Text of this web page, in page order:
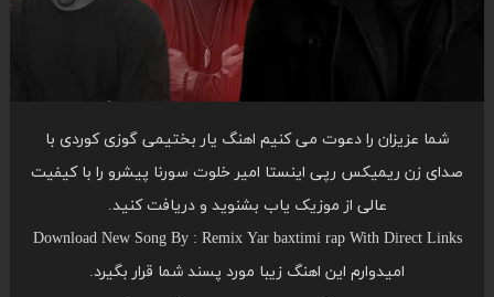
شما عزیزان را دعوت می کنیم اهنگ یار بختیمی گوزی کوردی با
صدای زن ریمیکس رپی اینستا امیر خلوت سورنا پیشرو را با کیفیت
عالی از موزیک یاب بشنوید و دریافت کنید.
Download New Song By : Remix Yar baxtimi rap With Direct Links
امیدوارم این اهنگ زیبا مورد پسند شما قرار بگیرد.